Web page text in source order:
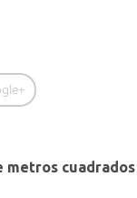
metros cuadrados